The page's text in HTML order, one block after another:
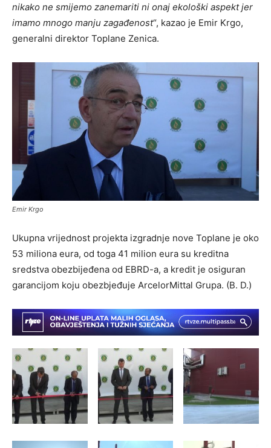
nikako ne smijemo zanemariti ni onaj ekološki aspekt jer
imamo mnogo manju zagađenost“, kazao je Emir Krgo,
generalni direktor Toplane Zenica.
Emir Krgo
Ukupna vrijednost projekta izgradnje nove Toplane je oko
53 miliona eura, od toga 41 milion eura su kreditna
sredstva obezbijeđena od EBRD-a, a kredit je osiguran
garancijom koju obezbjeđuje ArcelorMittal Grupa. (B. D.)